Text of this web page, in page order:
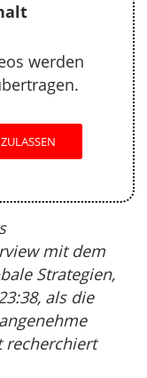
werden
mit dem
Strategien,
als die
recherchiert